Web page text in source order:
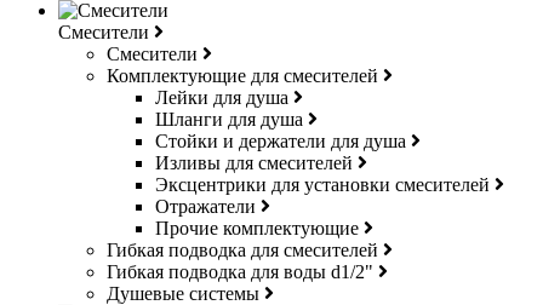
Смесители
Смесители
Комплектующие для смесителей
Лейки для душа
Шланги для душа
Стойки и держатели для душа
Изливы для смесителей
Эксцентрики для установки смесителей
Отражатели
Прочие комплектующие
Гибкая подводка для смесителей
Гибкая подводка для воды d1/2"
Душевые системы